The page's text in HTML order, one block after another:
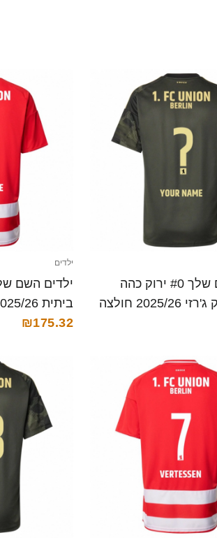
ילדים השם שלך #0 ירוק כהה
שחור הרחק ג'רזי 2025/26 חולצה
ילדים
ביתית 2025/26 חולצה קצרה
₪175.32